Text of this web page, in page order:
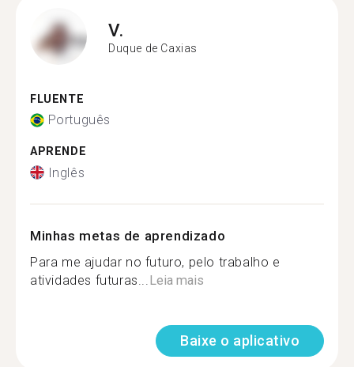
V.
Duque de Caxias
FLUENTE
Português
APRENDE
Inglês
Minhas metas de aprendizado
Para me ajudar no futuro, pelo trabalho e
atividades futuras... Leia mais
Baixe o aplicativo